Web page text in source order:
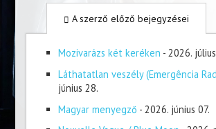
A szerző előző bejegyzései
Mozivarázs két keréken - 2026.
Láthatatlan veszély (Emergência
június 28.
Magyar menyegző - 2026. június 07.